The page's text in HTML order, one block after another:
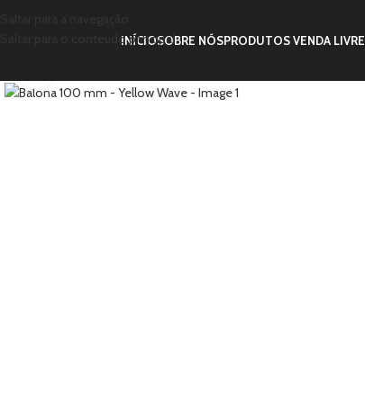
Saltar para o conteúdo principal
INÍCIOSOBRE NÓSPRODUTOS VENDA LIVRE